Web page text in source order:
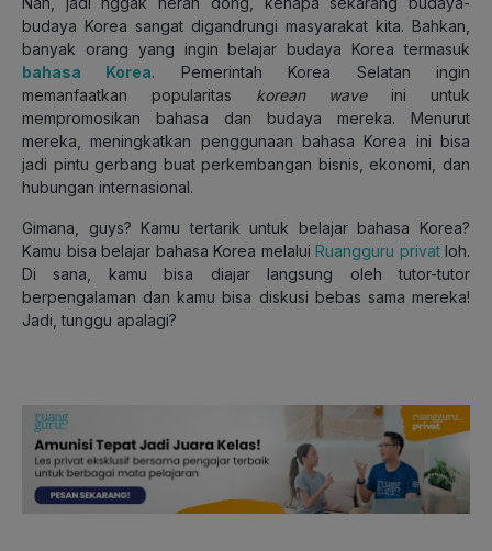
budaya Korea sangat digandrungi masyarakat kita. Bahkan,
banyak orang yang ingin belajar budaya Korea termasuk
bahasa Korea. Pemerintah Korea Selatan ingin
memanfaatkan popularitas korean wave ini untuk
mempromosikan bahasa dan budaya mereka. Menurut
mereka, meningkatkan penggunaan bahasa Korea ini bisa
jadi pintu gerbang buat perkembangan bisnis, ekonomi, dan
hubungan internasional.
Gimana, guys? Kamu tertarik untuk belajar bahasa Korea?
Kamu bisa belajar bahasa Korea melalui Ruangguru privatloh.
Di sana, kamu bisa diajar langsung oleh tutor-tutor
berpengalaman dan kamu bisa diskusi bebas sama mereka!
Jadi, tunggu apalagi?